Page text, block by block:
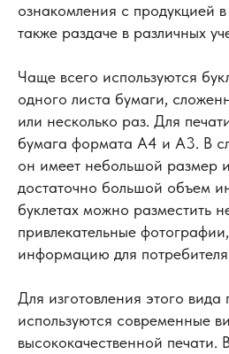
ознакомления с продукцией
также раздаче в различных
Чаще всего используются
одного листа бумаги,
или несколько раз. Для
бумага формата А4 и А3. В
он имеет небольшой размер
достаточно большой объем
буклетах можно разместить
привлекательные
информацию для
Для изготовления этого вида
используются современные
высококачественной печати.